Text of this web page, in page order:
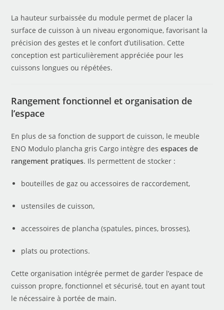
La hauteur surbaissée du module permet de placer la
surface de cuisson à un niveau ergonomique, favorisant la
précision des gestes et le confort d’utilisation. Cette
conception est particulièrement appréciée pour les
cuissons longues ou répétées.
Rangement fonctionnel et organisation de
l’espace
En plus de sa fonction de support de cuisson, le meuble
ENO Modulo plancha gris Cargo intègre desespaces de
rangement pratiques. Ils permettent de stocker :
bouteilles de gaz ou accessoires de raccordement,
ustensiles de cuisson,
accessoires de plancha (spatules, pinces, brosses),
plats ou protections.
Cette organisation intégrée permet de garder l’espace de
cuisson propre, fonctionnel et sécurisé, tout en ayant tout
le nécessaire à portée de main.